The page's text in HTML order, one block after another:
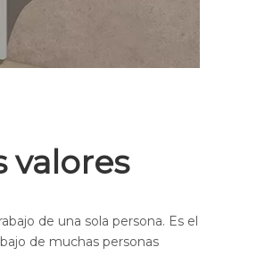
valores
de una sola persona. Es el
de muchas personas